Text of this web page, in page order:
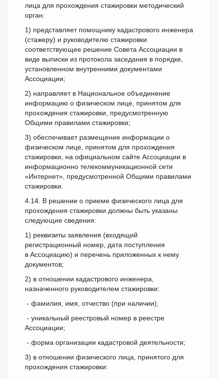
лица для прохождения стажировки методический
орган:
1) представляет помощнику кадастрового инженера
(стажеру) и руководителю стажировки
соответствующее решение Совета Ассоциации в
виде выписки из протокола заседания в порядке,
установленном внутренними документами
Ассоциации;
2) направляет в Национальное объединение
информацию о физическом лице, принятом для
прохождения стажировки, предусмотренную
Общими правилами стажировки;
3) обеспечивает размещение информации о
физическом лице, принятом для прохождения
стажировки, на официальном сайте Ассоциации в
информационно телекоммуникационной сети
«Интернет», предусмотренной Общими правилами
стажировки.
4.14. В решении о приеме физического лица для
прохождения стажировки должны быть указаны
следующие сведения:
1) реквизиты заявления (входящий
регистрационный номер, дата поступления
в Ассоциацию) и перечень приложенных к нему
документов;
2) в отношении кадастрового инженера,
назначенного руководителем стажировки:
- фамилия, имя, отчество (при наличии);
- уникальный реестровый номер в реестре
Ассоциации;
- форма организации кадастровой деятельности;
3) в отношении физического лица, принятого для
прохождения стажировки: